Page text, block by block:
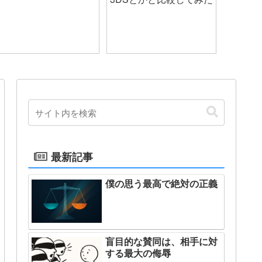
最新記事
僕の思う最高で絶対の正義
盲目的な賛同は、相手に対
する最大の侮辱